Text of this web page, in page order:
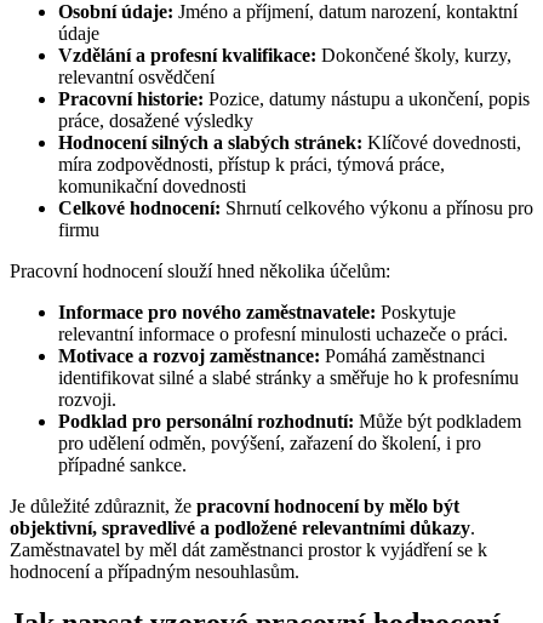
Osobní údaje: Jméno a příjmení, datum narození, kontaktní
údaje
Vzdělání a profesní kvalifikace: Dokončené školy, kurzy,
relevantní osvědčení
Pracovní historie: Pozice, datumy nástupu a ukončení, popis
práce, dosažené výsledky
Hodnocení silných a slabých stránek: Klíčové dovednosti,
míra zodpovědnosti, přístup k práci, týmová práce,
komunikační dovednosti
Celkové hodnocení: Shrnutí celkového výkonu a přínosu pro
firmu
Pracovní hodnocení slouží hned několika účelům:
Informace pro nového zaměstnavatele: Poskytuje
relevantní informace o profesní minulosti uchazeče o práci.
Motivace a rozvoj zaměstnance: Pomáhá zaměstnanci
identifikovat silné a slabé stránky a směřuje ho k profesnímu
rozvoji.
Podklad pro personální rozhodnutí: Může být podkladem
pro udělení odměn, povýšení, zařazení do školení, i pro
případné sankce.
Je důležité zdůraznit, že pracovní hodnocení by mělo být
objektivní, spravedlivé a podložené relevantními důkazy.
Zaměstnavatel by měl dát zaměstnanci prostor k vyjádření se k
hodnocení a případným nesouhlasům.